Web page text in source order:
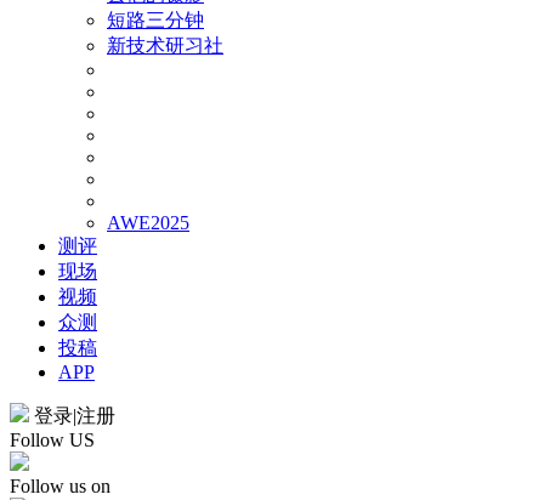
短路三分钟
新技术研习社
AWE2025
测评
现场
视频
众测
投稿
APP
登录|注册
Follow US
Follow us on